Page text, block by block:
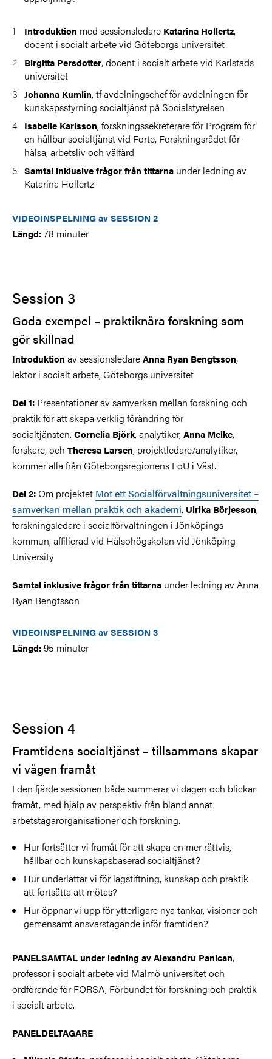
Introduktion med sessionsledare Katarina Hollertz,
docent i socialt arbete vid Göteborgs universitet
Birgitta Persdotter, docent i socialt arbete vid Karlstads
universitet
Johanna Kumlin, tf avdelningschef för avdelningen för
kunskapsstyrning socialtjänst på Socialstyrelsen
Isabelle Karlsson, forskningssekreterare för Program för
en hållbar socialtjänst vid Forte, Forskningsrådet för
hälsa, arbetsliv och välfärd
Samtal inklusive frågor från tittarna under ledning av
Katarina Hollertz
VIDEOINSPELNING av SESSION 2
Längd:78 minuter
Session 3
Goda exempel – praktiknära forskning som
gör skillnad
Introduktion av sessionsledareAnna Ryan Bengtsson,
lektor i socialt arbete, Göteborgs universitet
Del 1: Presentationer av samverkan mellan forskning och
praktik för att skapa verklig förändring för
socialtjänsten. Cornelia Björk, analytiker,Anna Melke,
forskare, och Theresa Larsen, projektledare/analytiker,
kommer alla från Göteborgsregionens FoU i Väst.
Del 2:Om projektet Mot ett Socialförvaltningsuniversitet –
samverkan mellan praktik och akademi. Ulrika Börjesson,
forskningsledare i socialförvaltningen i Jönköpings
kommun, affilierad vid Hälsohögskolan vid Jönköping
University
Samtal inklusive frågor från tittarna under ledning av Anna
Ryan Bengtsson
VIDEOINSPELNING av SESSION 3
Längd:95 minuter
Session 4
Framtidens socialtjänst – tillsammans skapar
vi vägen framåt
I den fjärde sessionen både summerar vi dagen och blickar
framåt, med hjälp av perspektiv från bland annat
arbetstagarorganisationer och forskning.
Hur fortsätter vi framåt för att skapa en mer rättvis,
hållbar och kunskapsbaserad socialtjänst?
Hur underlättar vi för lagstiftning, kunskap och praktik
att fortsätta att mötas?
Hur öppnar vi upp för ytterligare nya tankar, visioner och
gemensamt ansvarstagande inför framtiden?
PANELSAMTAL under ledning av Alexandru Panican,
professor i socialt arbete vid Malmö universitet och
ordförande för FORSA, Förbundet för forskning och praktik
i socialt arbete.
PANELDELTAGARE